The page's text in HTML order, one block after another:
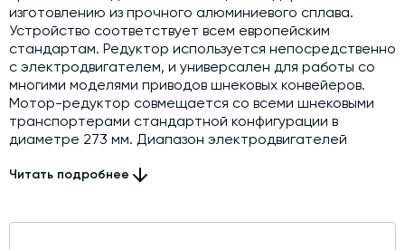
изготовлению из прочного алюминиевого сплава.
Устройство соответствует всем европейским
стандартам. Редуктор используется непосредственно
с электродвигателем, и универсален для работы со
многими моделями приводов шнековых конвейеров.
Мотор-редуктор совмещается со всеми шнековыми
транспортерами стандартной конфигурации в
диаметре 273 мм. Диапазон электродвигателей
Передаточное соотношение 1/7
Читать подробнее